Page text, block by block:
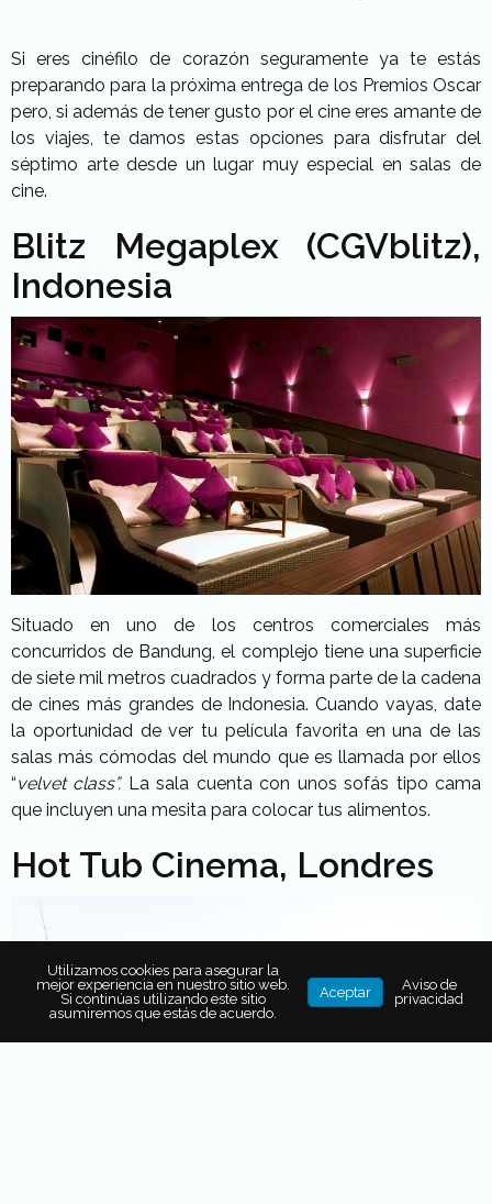
Si eres cinéfilo de corazón seguramente ya te estás
preparando para la próxima entrega de los Premios Oscar
pero, si además de tener gusto por el cine eres amante de
los viajes, te damos estas opciones para disfrutar del
séptimo arte desde un lugar muy especial en salas de
cine.
Blitz Megaplex (CGVblitz),
Indonesia
Situado en uno de los centros comerciales más
concurridos de Bandung, el complejo tiene una superficie
de siete mil metros cuadrados y forma parte de la cadena
de cines más grandes de Indonesia. Cuando vayas, date
la oportunidad de ver tu película favorita en una de las
salas más cómodas del mundo que es llamada por ellos
“velvet class”.La sala cuenta con unos sofás tipo cama
que incluyen una mesita para colocar tus alimentos.
Hot Tub Cinema, Londres
Utilizamos cookies para asegurar la
mejor experiencia en nuestro sitio web.
Si continúas utilizando este sitio
asumiremos que estás de acuerdo.
Aceptar
Aviso de
privacidad